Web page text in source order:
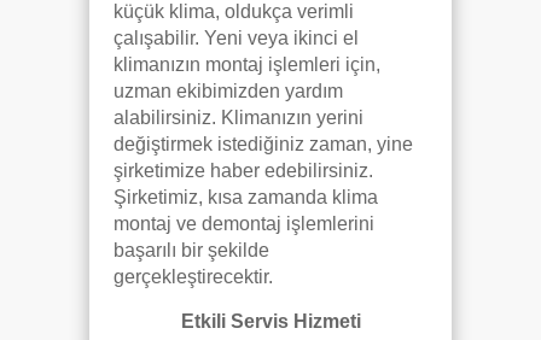
küçük klima, oldukça verimli
çalışabilir. Yeni veya ikinci el
klimanızın montaj işlemleri için,
uzman ekibimizden yardım
alabilirsiniz. Klimanızın yerini
değiştirmek istediğiniz zaman, yine
şirketimize haber edebilirsiniz.
Şirketimiz, kısa zamanda klima
montaj ve demontaj işlemlerini
başarılı bir şekilde
gerçekleştirecektir.
Etkili Servis Hizmeti